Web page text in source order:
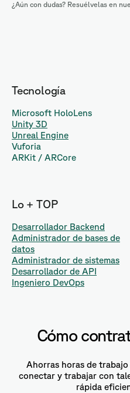
¿Aún con dudas? Resuélvelas en
Tecnología
Microsoft HoloLens
Unity 3D
Unreal Engine
Vuforia
ARKit / ARCore
Lo + TOP
Desarrollador Backend
Administrador de bases de
datos
Administrador de sistemas
Desarrollador de API
Ingeniero DevOps
Cómo
Ahorras horas de trabajo
conectar y trabajar con
rápida